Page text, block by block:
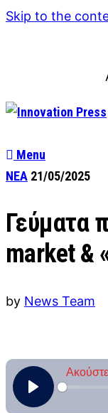
Skip to the
Menu
ΝΕΑ 21/05/2025
Γεύματα
market &
by News Team